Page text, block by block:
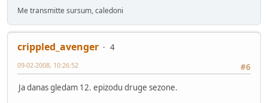
Me transmitte sursum, caledoni
crippled_avenger
4
#6
09-02-2008, 10:26:52
Ja danas gledam 12. epizodu druge sezone.